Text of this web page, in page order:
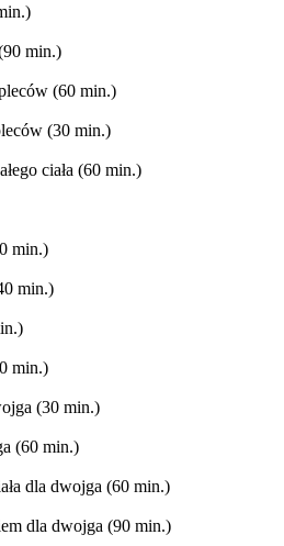
min.)
(60 min.)
(30 min.)
ciała (60 min.)
min.)
min.)
min.)
(30 min.)
(60 min.)
dla dwojga (60 min.)
dla dwojga (90 min.)